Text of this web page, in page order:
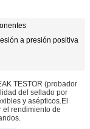
a presión positiva
TESTOR (probador
del sellado por
y asépticos.El
el rendimiento de